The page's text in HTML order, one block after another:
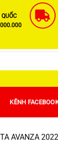
KÊNH
AVANZA